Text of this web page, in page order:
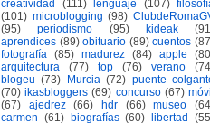
creatividad
(111) lenguaje (107)
(101) microblogging (98)
(95)
periodismo (95) kideak
aprendices (89) obituario (89) cuentos
fotografía (85) madurez (84) apple
arquitectura
(77) top (76) verano
blogeu (73) Murcia (72) puente
(70) ikasbloggers (69) concurso (67) móvil
(67)
ajedrez (66) hdr (66) museo
carmen (61) biografías (60) libertad